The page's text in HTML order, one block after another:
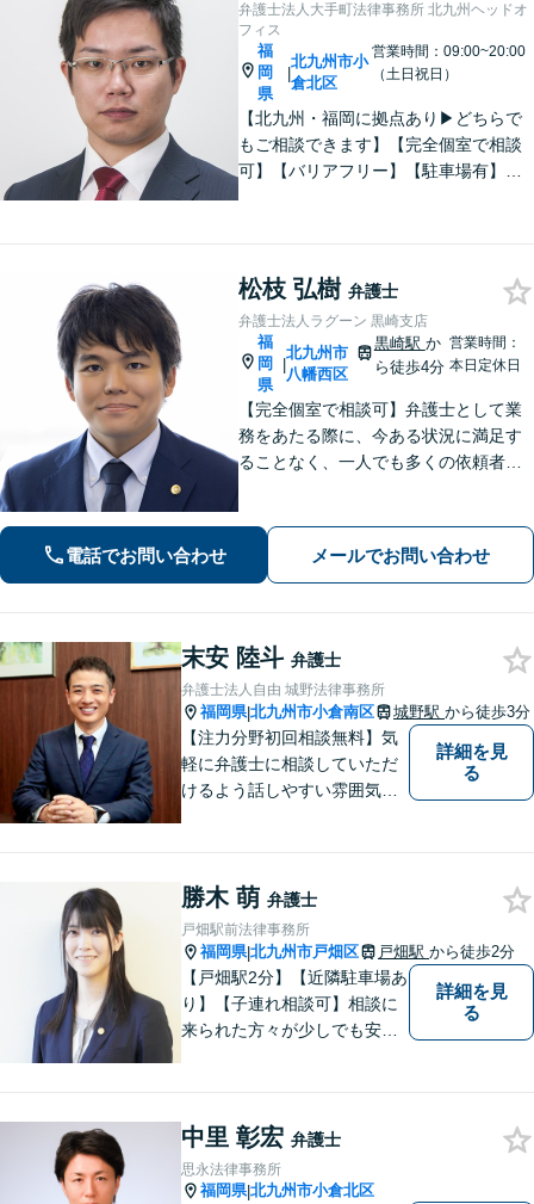
弁護士法人大手町法律事務所 北九州ヘッドオ
フィス
福
岡
県
|
北九州市小
倉北区
営業時間：09:00~20:00
（土日祝日）
【北九州・福岡に拠点あり▶どちらで
もご相談できます】【完全個室で相談
可】【バリアフリー】【駐車場有】法
活かした総合力で課題解決をサポート
します。お悩みの方はご相談くださ
い。
松枝 弘樹 弁護士
弁護士法人ラグーン 黒崎支店
福
岡
県
|
北九州市
八幡西区
黒崎駅 か
ら徒歩4分
営業時間：
本日定休日
【完全個室で相談可】弁護士として業
務をあたる際に、今ある状況に満足す
ることなく、一人でも多くの依頼者の
ての法的な支援を丁寧に行えるよう心
掛け、日々努力を重ねていきます。
電話でお問い合わせ メールでお問い合わせ
末安 陸斗 弁護士
弁護士法人自由 城野法律事務所
福岡県|北九州市小倉南区 城野駅 から徒歩3分
【注力分野初回相談無料】気
軽に弁護士に相談していただ
けるよう話しやすい雰囲気を
ば、些細なことでもお気軽に
お問い合わせください。
詳細を見
る
勝木 萌 弁護士
戸畑駅前法律事務所
福岡県|北九州市戸畑区 戸畑駅 から徒歩2分
【戸畑駅2分】【近隣駐車場あ
り】【子連れ相談可】相談に
来られた方々が少しでも安心
問題を理解し、最適な解決策
を提案し、説明できるよう努
めています。
詳細を見
る
中里 彰宏 弁護士
思永法律事務所
福岡県|北九州市小倉北区